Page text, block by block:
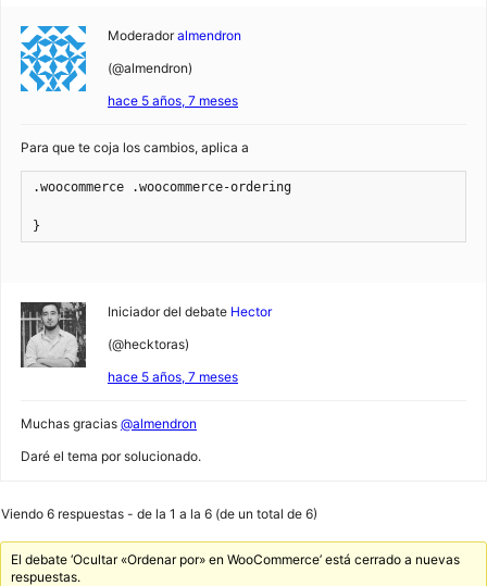
Moderador almendron
(@almendron)
hace 5 años, 7 meses
Para que te coja los cambios, aplica a
.woocommerce .woocommerce-ordering
}
Iniciador del debate Hector
(@hecktoras)
hace 5 años, 7 meses
Muchas gracias @almendron
Daré el tema por solucionado.
Viendo 6 respuestas - de la 1 a la 6 (de un total de 6)
El debate ‘Ocultar «Ordenar por» en WooCommerce’ está cerrado a nuevas
respuestas.